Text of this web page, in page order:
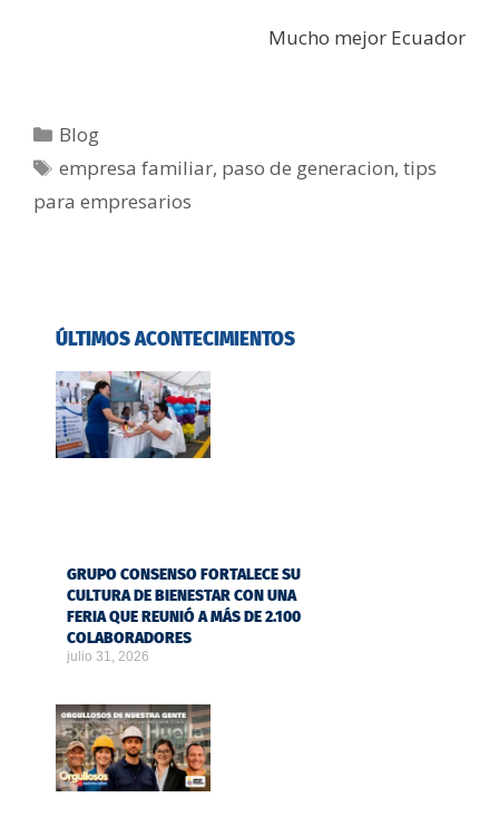
Mucho mejor Ecuador
Blog
empresa familiar, paso de generacion,tips
para empresarios
ÚLTIMOS ACONTECIMIENTOS
GRUPO CONSENSO FORTALECE SU
CULTURA DE BIENESTAR CON UNA
FERIA QUE REUNIÓ A MÁS DE 2.100
COLABORADORES
julio 31, 2026